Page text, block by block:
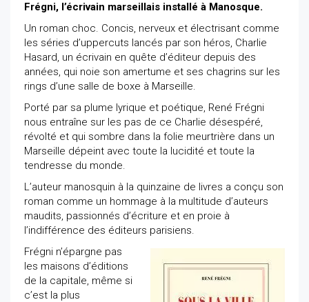
Frégni, l’écrivain marseillais installé à Manosque.
Un roman choc. Concis, nerveux et électrisant comme
les séries d’uppercuts lancés par son héros, Charlie
Hasard, un écrivain en quête d’éditeur depuis des
années, qui noie son amertume et ses chagrins sur les
rings d’une salle de boxe à Marseille.
Porté par sa plume lyrique et poétique, René Frégni
nous entraîne sur les pas de ce Charlie désespéré,
révolté et qui sombre dans la folie meurtrière dans un
Marseille dépeint avec toute la lucidité et toute la
tendresse du monde.
L’auteur manosquin à la quinzaine de livres a conçu son
roman comme un hommage à la multitude d’auteurs
maudits, passionnés d’écriture et en proie à
l’indifférence des éditeurs parisiens.
Frégni n’épargne pas
les maisons d’éditions
de la capitale, même si
c’est la plus